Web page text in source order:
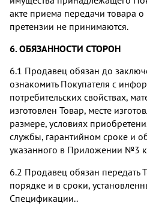
акте приема передачи товара
претензии не принимаются.
6. ОБЯЗАННОСТИ СТОРОН
6.1 Продавец обязан до
ознакомить Покупателя с
потребительских свойствах,
изготовлен Товар, месте
размере, условиях
службы, гарантийном сроке и
указанного в Приложении №3
6.2 Продавец обязан передать
порядке и в сроки,
Спецификации..